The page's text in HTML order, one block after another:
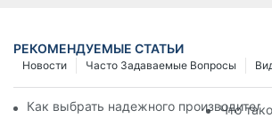
РЕКОМЕНДУЕМЫЕ СТАТЬИ
Часто Задаваемые Вопросы
Новости
Как выбрать надежного Что